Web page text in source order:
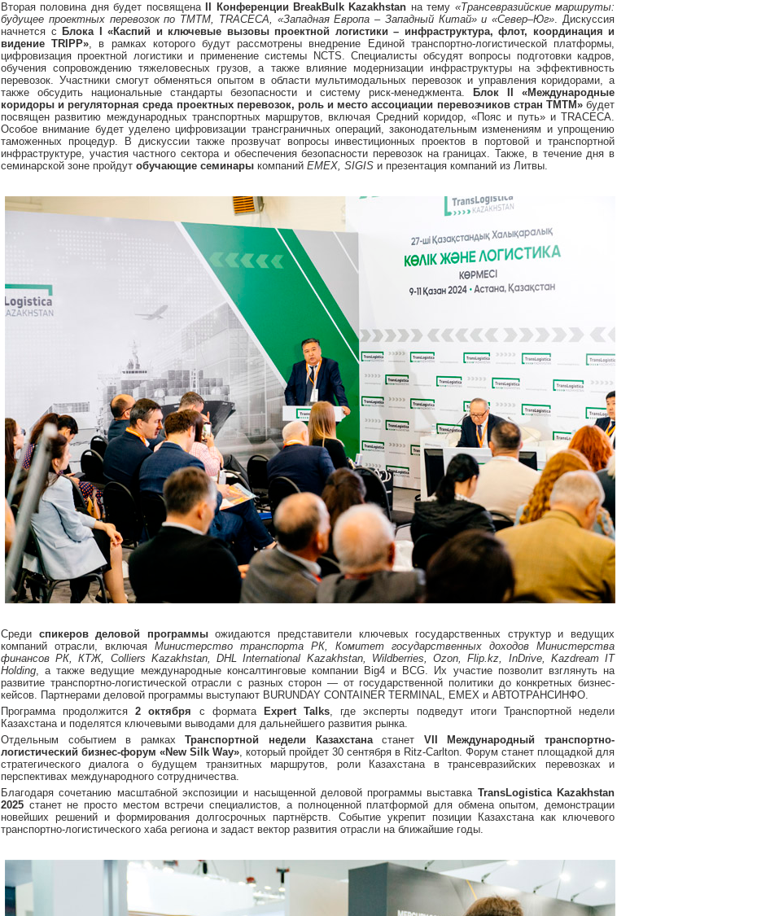
Вторая половина дня будет посвящена
II Конференции BreakBulk Kazakhstan на тему «Трансевразийские маршруты:
будущее проектных перевозок по ТМТМ, TRACECA, «Западная Европа – Западный Китай» и «Север–Юг». Дискуссия
начнется с Блока I «Каспий и ключевые вызовы проектной логистики – инфраструктура, флот, координация и
видение TRIPP», в рамках которого будут рассмотрены внедрение Единой транспортно-логистической платформы,
цифровизация проектной логистики и применение системы NCTS. Специалисты обсудят вопросы подготовки кадров,
обучения сопровождению тяжеловесных грузов, а также влияние модернизации инфраструктуры на эффективность
перевозок. Участники смогут обменяться опытом в области мультимодальных перевозок и управления коридорами, а
также обсудить национальные стандарты безопасности и систему риск-менеджмента.
Блок II «Международные
коридоры и регуляторная среда проектных перевозок, роль и место ассоциации перевозчиков стран ТМТМ»будет
посвящен развитию международных транспортных маршрутов, включая Средний коридор, «Пояс и путь» и TRACECA.
Особое внимание будет уделено цифровизации трансграничных операций, законодательным изменениям и упрощению
таможенных процедур. В дискуссии также прозвучат вопросы инвестиционных проектов в портовой и транспортной
инфраструктуре, участия частного сектора и обеспечения безопасности перевозок на границах. Также, в течение дня в
семинарской зоне пройдут обучающие семинары компаний EMEX, SIGIS и презентация компаний из Литвы.
Среди спикеров деловой программыожидаются представители ключевых государственных структур и ведущих
компаний отрасли, включая Министерство транспорта РК, Комитет государственных доходов Министерства
финансов РК, КТЖ, Colliers Kazakhstan, DHL International Kazakhstan, Wildberries, Ozon, Flip.kz, InDrive, Kazdream IT
Holding, а также ведущие международные консалтинговые компании Big4 и BCG. Их участие позволит взглянуть на
развитие транспортно-логистической отрасли с разных сторон — от государственной политики до конкретных бизнес-
кейсов. Партнерами деловой программы выступают BURUNDAY CONTAINER TERMINAL, EMEX и АВТОТРАНСИНФО.
Программа продолжится2 октября с формата Expert Talks, где эксперты подведут итоги Транспортной недели
Казахстана и поделятся ключевыми выводами для дальнейшего развития рынка.
Отдельным событием в рамкахТранспортной недели Казахстанастанет VII Международный транспортно-
логистический бизнес-форум «New Silk Way», который пройдет 30 сентября в Ritz-Carlton. Форум станет площадкой для
стратегического диалога о будущем транзитных маршрутов, роли Казахстана в трансевразийских перевозках и
перспективах международного сотрудничества.
Благодаря сочетанию масштабной экспозиции и насыщенной деловой программы выставка TransLogistica Kazakhstan
2025 станет не просто местом встречи специалистов, а полноценной платформой для обмена опытом, демонстрации
новейших решений и формирования долгосрочных партнёрств. Событие укрепит позиции Казахстана как ключевого
транспортно-логистического хаба региона и задаст вектор развития отрасли на ближайшие годы.